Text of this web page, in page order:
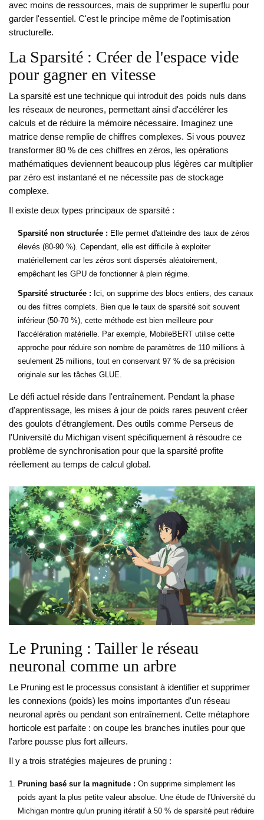
avec moins de ressources, mais de supprimer le superflu pour
garder l'essentiel. C'est le principe même de l'optimisation
structurelle.
La Sparsité : Créer de l'espace vide
pour gagner en vitesse
La sparsité est une technique qui introduit des poids nuls dans
les réseaux de neurones, permettant ainsi d'accélérer les
calculs et de réduire la mémoire nécessaire. Imaginez une
matrice dense remplie de chiffres complexes. Si vous pouvez
transformer 80 % de ces chiffres en zéros, les opérations
mathématiques deviennent beaucoup plus légères car multiplier
par zéro est instantané et ne nécessite pas de stockage
complexe.
Il existe deux types principaux de sparsité :
Sparsité non structurée : Elle permet d'atteindre des taux de zéros
élevés (80-90 %). Cependant, elle est difficile à exploiter
matériellement car les zéros sont dispersés aléatoirement,
empêchant les GPU de fonctionner à plein régime.
Sparsité structurée : Ici, on supprime des blocs entiers, des canaux
ou des filtres complets. Bien que le taux de sparsité soit souvent
inférieur (50-70 %), cette méthode est bien meilleure pour
l'accélération matérielle. Par exemple, MobileBERT utilise cette
approche pour réduire son nombre de paramètres de 110 millions à
seulement 25 millions, tout en conservant 97 % de sa précision
originale sur les tâches GLUE.
Le défi actuel réside dans l'entraînement. Pendant la phase
d'apprentissage, les mises à jour de poids rares peuvent créer
des goulots d'étranglement. Des outils comme Perseus de
l'Université du Michigan visent spécifiquement à résoudre ce
problème de synchronisation pour que la sparsité profite
réellement au temps de calcul global.
Le Pruning : Tailler le réseau
neuronal comme un arbre
Le Pruning est le processus consistant à identifier et supprimer
les connexions (poids) les moins importantes d'un réseau
neuronal après ou pendant son entraînement. Cette métaphore
horticole est parfaite : on coupe les branches inutiles pour que
l'arbre pousse plus fort ailleurs.
Il y a trois stratégies majeures de pruning :
Pruning basé sur la magnitude : On supprime simplement les
poids ayant la plus petite valeur absolue. Une étude de l'Université du
Michigan montre qu'un pruning itératif à 50 % de sparsité peut réduire